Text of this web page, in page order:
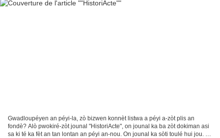
Gwadloupéyen an péyi-la, zò bizwen konnèt listwa a péyi a-zòt plis an
fondè? Alò pwokiré-zòt jounal "HistoriActe", on jounal ka ba zòt dokiman asi
sa ki té ka fèt an tan lontan an péyi an-nou. On jounal ka sòti toulé hui jou. I